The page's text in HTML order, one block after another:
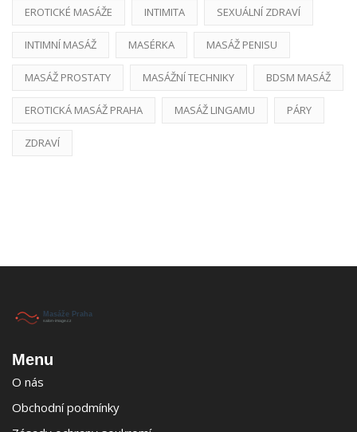
EROTICKÉ MASÁŽE INTIMITA SEXUÁLNÍ ZDRAVÍ
INTIMNÍ MASÁŽ MASÉRKA MASÁŽ PENISU
MASÁŽ PROSTATY MASÁŽNÍ TECHNIKY BDSM MASÁŽ
EROTICKÁ MASÁŽ PRAHA MASÁŽ LINGAMU PÁRY
ZDRAVÍ
Menu
O nás
Obchodní podmínky